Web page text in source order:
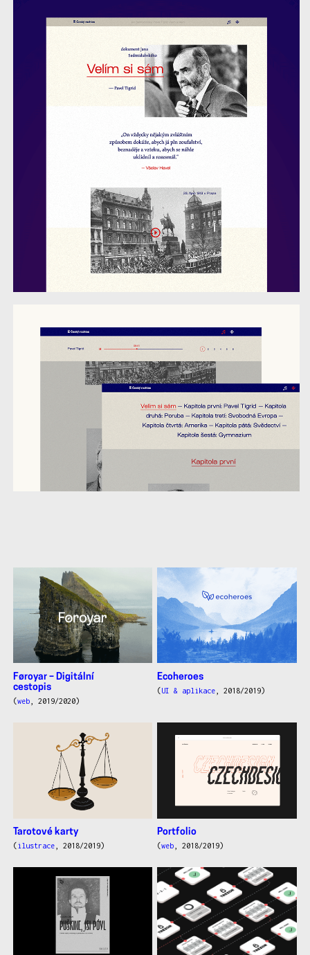
další
práce
Føroyar – Digitální
cestopis
(web, 2019/2020)
Ecoheroes
(UI & aplikace , 2018/2019)
Tarotové karty
(ilustrace, 2018/2019)
Portfolio
(web , 2018/2019)